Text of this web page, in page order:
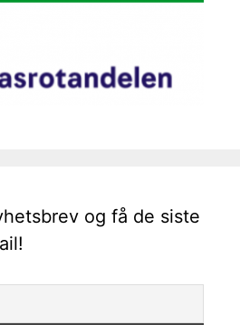
og få de siste